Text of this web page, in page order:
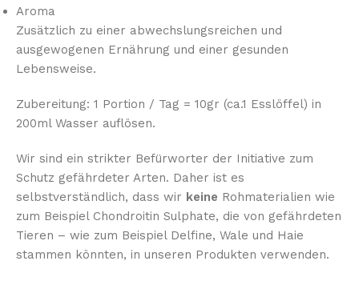
Aroma
Zusätzlich zu einer abwechslungsreichen und
ausgewogenen Ernährung und einer gesunden
Lebensweise.
Zubereitung: 1 Portion / Tag = 10gr (ca.1 Esslöffel) in
200ml Wasser auflösen.
Wir sind ein strikter Befürworter der Initiative zum
Schutz gefährdeter Arten. Daher ist es
selbstverständlich, dass wir keine Rohmaterialien wie
zum Beispiel Chondroitin Sulphate, die von gefährdeten
Tieren – wie zum Beispiel Delfine, Wale und Haie
stammen könnten, in unseren Produkten verwenden.